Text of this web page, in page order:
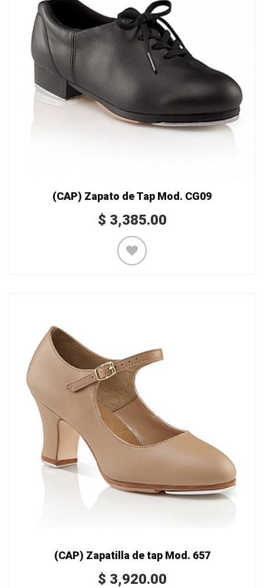
(CAP) Zapato de Tap Mod. CG09
$ 3,385.00
(CAP) Zapatilla de tap Mod. 657
$ 3,920.00